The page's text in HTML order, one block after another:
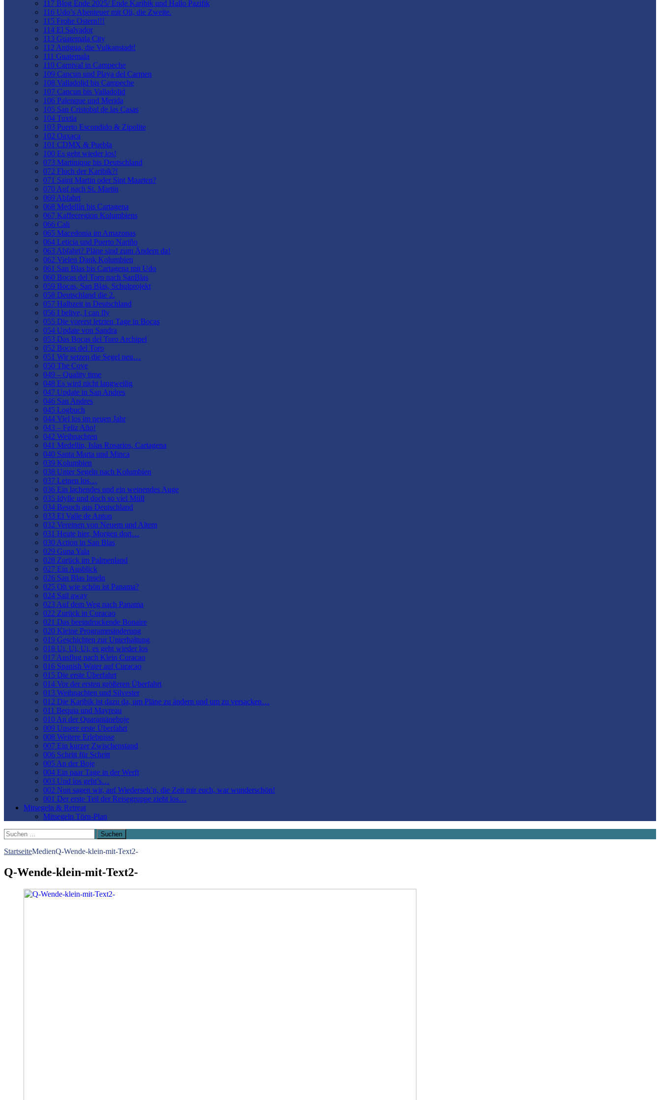
117 Blog Ende 2025/ Ende Karibik und Hallo Pazifik
116 Udo’s Abenteuer mit Oli, die Zweite.
115 Frohe Ostern!!!
114 El Salvador
113 Guatemala City
112 Antigua, die Vulkanstadt!
111 Guatemala
110 Carnival in Campeche
109 Cancun und Playa del Carmen
108 Valladolid bis Campeche
107 Cancun bis Valladolid
106 Palenque und Merida
105 San Cristobal de las Casas
104 Tuxtla
103 Puerto Escondido & Zipolite
102 Oaxaca
101 CDMX & Puebla
100 Es geht wieder los!
073 Martinique bis Deutschland
072 Fluch der Karibik?!
071 Saint Martin oder Sint Maarten?
070 Auf nach St. Martin
069 Abfahrt
068 Medellín bis Cartagena
067 Kaffeeregion Kolumbiens
066 Cali
065 Macedonia im Amazonas
064 Leticia und Puerto Nariño
063 Abfahrt? Pläne sind zum Ändern da!
062 Vielen Dank Kolumbien
061 San Blas bis Cartagena mit Udo
060 Bocas del Toro nach SanBlas
059 Bocas, San Blas, Schulprojekt
058 Deutschland die 2.
057 Halbzeit in Deutschland
056 I belive, I can fly
055 Die vorerst letzten Tage in Bocas
054 Update von Sandra
053 Das Bocas del Toro Archipel
052 Bocas del Toro
051 Wir setzen die Segel neu…
050 The Cove
049 – Quality time
048 Es wird nicht langweilig
047 Update in San Andres
046 San Andres
045 Logbuch
044 Viel los im neuen Jahr
043 – Feliz Año!
042 Weihnachten
041 Medellin, Islas Rosarios, Cartagena
040 Santa Marta und Minca
039 Kolumbien
038 Unter Segeln nach Kolumbien
037 Leinen los…
036 Ein lachendes und ein weinendes Auge
035 Idylle und doch so viel Müll
034 Besuch aus Deutschland
033 El Valle de Anton
032 Vereinen von Neuem und Altem
031 Heute hier, Morgen dort…
030 Action in San Blas
029 Guna Yala
028 Zurück im Palmenland
027 Ein Ausblick
026 San Blas Inseln
025 Oh wie schön ist Panama?
024 Sail away
023 Auf dem Weg nach Panama
022 Zurück in Curacao
021 Das beeindruckende Bonaire
020 Kleine Programmänderung
019 Geschichten zur Unterhaltung
018 Ui, Ui, Ui, es geht wieder los
017 Ausflug nach Klein Curacao
016 Spanish Water auf Curacao
015 Die erste Überfahrt
014 Vor der ersten größeren Überfahrt
013 Weihnachten und Silvester
012 Die Karibik ist dazu da, um Pläne zu ändern und um zu versacken…
011 Bequia und Mayreau
010 An der Quarantäneboje
009 Unsere erste Überfahrt
008 Weitere Erlebnisse
007 Ein kurzer Zwischenstand
006 Schritt für Schritt
005 An der Boje
004 Ein paar Tage in der Werft
003 Und los geht’s…
002 Nun sagen wir, auf Wiederseh’n, die Zeit mir euch, war wunderschön!
001 Der erste Teil der Reisegruppe zieht los…
Mitsegeln & Retreat
Mitsegeln Törn-Plan
Suchen
nach:
StartseiteMedienQ-Wende-klein-mit-Text2-
Q-Wende-klein-mit-Text2-